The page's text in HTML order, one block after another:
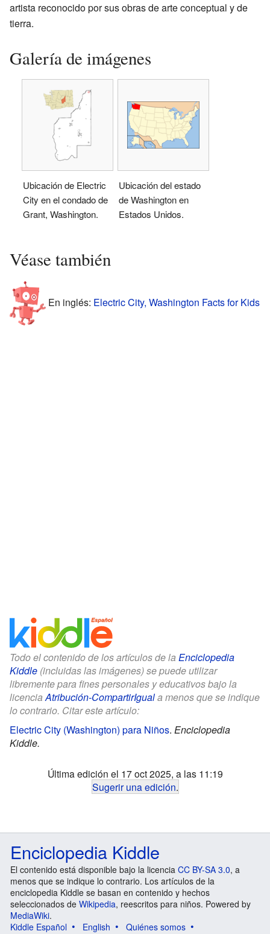
artista reconocido por sus obras de arte conceptual y de
tierra.
Galería de imágenes
Ubicación de Electric
City en el condado de
Grant, Washington.
Ubicación del estado
de Washington en
Estados Unidos.
Véase también
En inglés: Electric City, Washington Facts for Kids
Todo el contenido de los artículos de la Enciclopedia
Kiddle (incluidas las imágenes) se puede utilizar
libremente para fines personales y educativos bajo la
licenciaAtribución-CompartirIguala menos que se indique
lo contrario. Citar este artículo:
Electric City (Washington) para Niños. Enciclopedia
Kiddle.
Última edición el 17 oct 2025, a las 11:19
Sugerir una edición.
Enciclopedia Kiddle
El contenido está disponible bajo la licencia CC BY-SA 3.0, a
menos que se indique lo contrario. Los artículos de la
enciclopedia Kiddle se basan en contenido y hechos
seleccionados de Wikipedia, reescritos para niños. Powered by
MediaWiki.
Kiddle Español
English
Quiénes somos